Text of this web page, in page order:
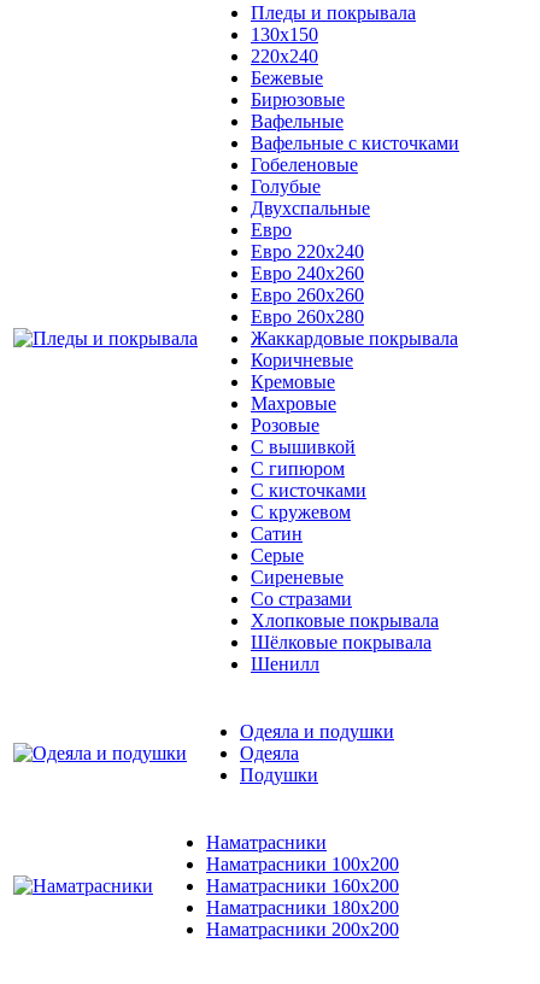
Пледы и покрывала
130x150
220x240
Бежевые
Бирюзовые
Вафельные
Вафельные с кисточками
Гобеленовые
Голубые
Двухспальные
Евро
Евро 220х240
Евро 240х260
Евро 260х260
Евро 260х280
Жаккардовые покрывала
Коричневые
Кремовые
Махровые
Розовые
С вышивкой
С гипюром
С кисточками
С кружевом
Сатин
Серые
Сиреневые
Со стразами
Хлопковые покрывала
Шёлковые покрывала
Шенилл
Одеяла и подушки
Одеяла
Подушки
Наматрасники
Наматрасники 100х200
Наматрасники 160х200
Наматрасники 180х200
Наматрасники 200х200